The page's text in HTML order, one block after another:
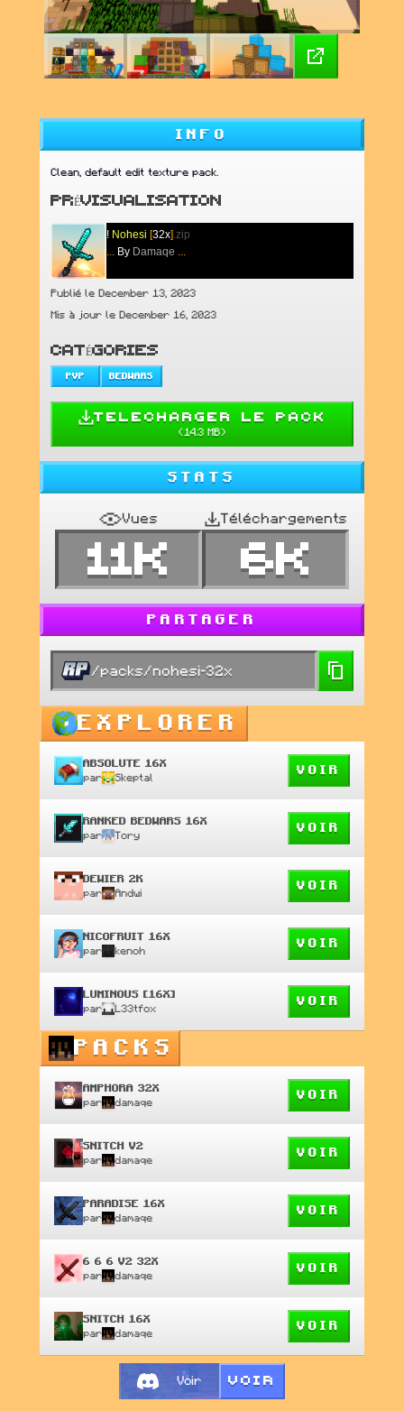
INFO
Clean, default edit texture pack.
PRÉVISUALISATION
! Nohesi [32x].zip
... By Damaqe ...
Publié le December 13, 2023
Mis à jour le December 16, 2023
CATÉGORIES
PVP BEDWARS
TELECHARGER LE PACK
(14.3 MB)
STATS
Vues
11K
Téléchargements
6K
PARTAGER
/packs/nohesi-32x
EXPLORER
ABSOLUTE 16X
par Skeptal
VOIR
RANKED BEDWARS 16X
par Tory
VOIR
DEWIER 2K
par Andwi
VOIR
NICOFRUIT 16X
par kenoh
VOIR
LUMINOUS [16X]
par L33tfox
VOIR
PACKS
AMPHORA 32X
par damaqe
VOIR
SNITCH V2
par damaqe
VOIR
PARADISE 16X
par damaqe
VOIR
6 6 6 V2 32X
par damaqe
VOIR
SNITCH 16X
par damaqe
VOIR
Voir VOIR